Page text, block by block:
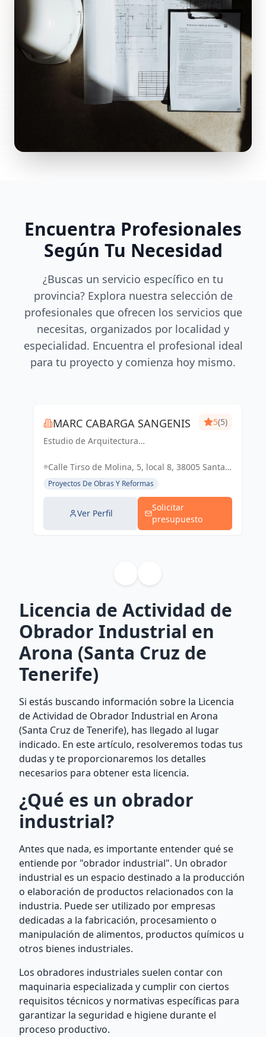
Encuentra Profesionales
Según Tu Necesidad
¿Buscas un servicio específico en tu
provincia? Explora nuestra selección de
profesionales que ofrecen los servicios que
necesitas, organizados por localidad y
especialidad. Encuentra el profesional ideal
para tu proyecto y comienza hoy mismo.
MARC CABARGA SANGENIS
Estudio de Arquitectura
nueva.
5(5)
Calle Tirso de Molina, 5, local 8, 38005 Santa
Cruz de Tenerife, España, España
Proyectos De Obras Y Reformas
Ver Perfil
Solicitar
presupuesto
Licencia de Actividad de
Obrador Industrial en
Arona (Santa Cruz de
Tenerife)
Si estás buscando información sobre la Licencia
de Actividad de Obrador Industrial en Arona
(Santa Cruz de Tenerife), has llegado al lugar
indicado. En este artículo, resolveremos todas tus
dudas y te proporcionaremos los detalles
necesarios para obtener esta licencia.
¿Qué es un obrador
industrial?
Antes que nada, es importante entender qué se
entiende por "obrador industrial". Un obrador
industrial es un espacio destinado a la producción
o elaboración de productos relacionados con la
industria. Puede ser utilizado por empresas
dedicadas a la fabricación, procesamiento o
manipulación de alimentos, productos químicos u
otros bienes industriales.
Los obradores industriales suelen contar con
maquinaria especializada y cumplir con ciertos
requisitos técnicos y normativas específicas para
garantizar la seguridad e higiene durante el
proceso productivo.